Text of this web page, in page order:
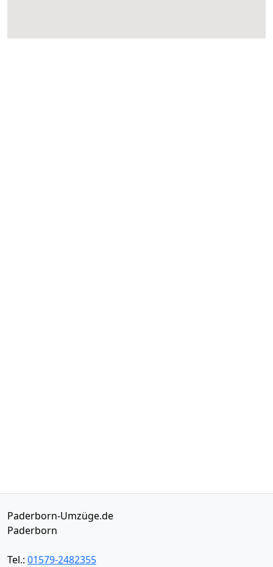
Paderborn-Umzüge.de
Paderborn
Tel.: 01579-2482355